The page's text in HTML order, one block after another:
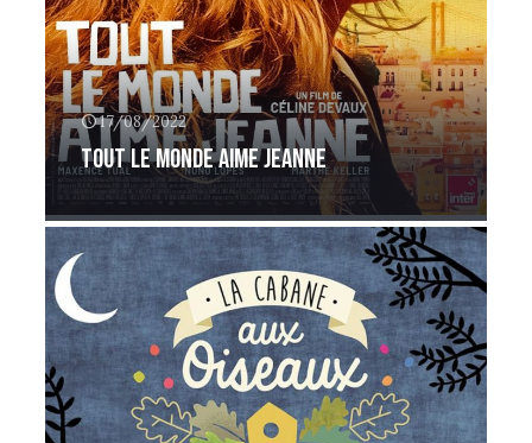
17/08/2022
Tout le monde aime Jeanne